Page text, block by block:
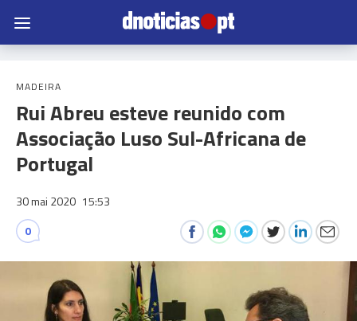
MADEIRA
Rui Abreu esteve reunido com
Associação Luso Sul-Africana de
Portugal
30 mai 2020 15:53
0